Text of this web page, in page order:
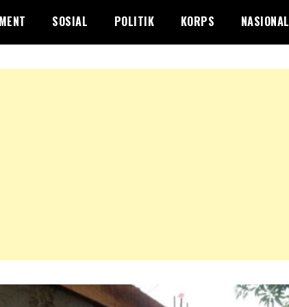
SOSIAL POLITIK KORPS NASIONAL